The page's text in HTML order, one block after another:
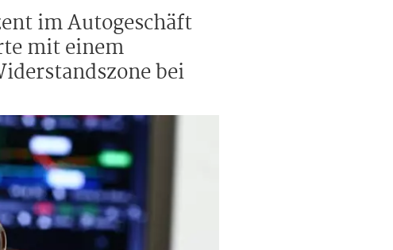
im Autogeschäft
mit einem
bei